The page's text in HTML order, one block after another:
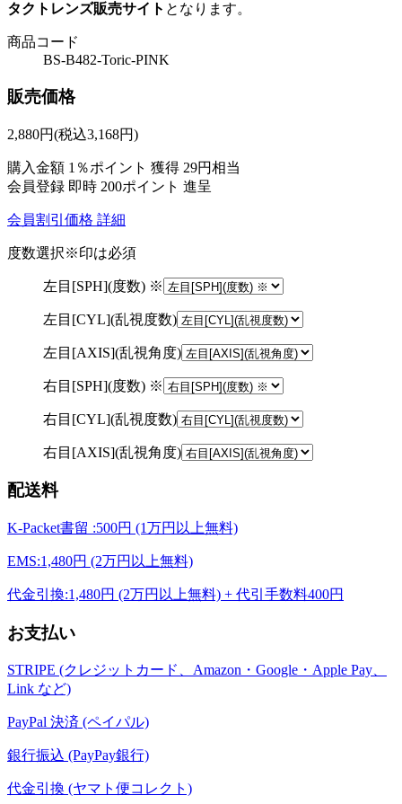
タクトレンズ販売サイト となります。
商品コード
BS-B482-Toric-PINK
販売価格
2,880円(税込3,168円)
購入金額 1％ポイント 獲得 29円相当
会員登録 即時 200ポイント 進呈
会員割引価格 詳細
度数選択※印は必須
左目[SPH](度数) ※
左目[CYL](乱視度数)
左目[AXIS](乱視角度)
右目[SPH](度数) ※
右目[CYL](乱視度数)
右目[AXIS](乱視角度)
配送料
K-Packet書留 :500円 (1万円以上無料)
EMS:1,480円 (2万円以上無料)
代金引換:1,480円 (2万円以上無料) + 代引手数料400円
お支払い
STRIPE (クレジットカード、Amazon・Google・Apple Pay、
Link など)
PayPal 決済 (ペイパル)
銀行振込 (PayPay銀行)
代金引換 (ヤマト便コレクト)